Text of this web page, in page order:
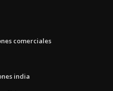
comerciales
india